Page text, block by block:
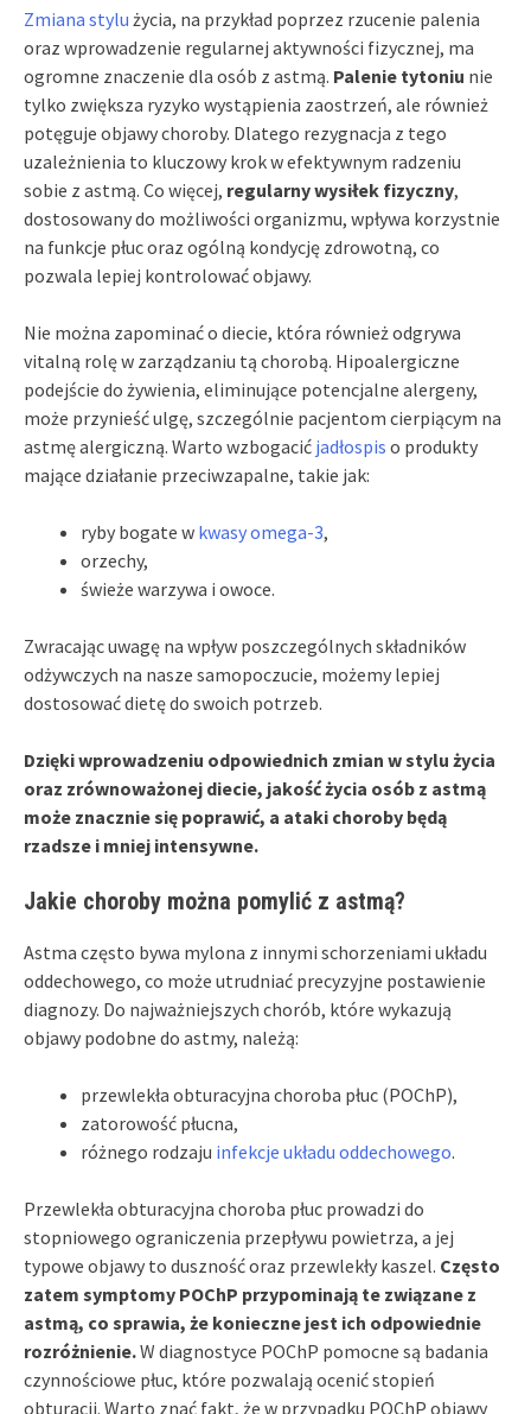
Zmiana stylu życia, na przykład poprzez rzucenie palenia
oraz wprowadzenie regularnej aktywności fizycznej, ma
ogromne znaczenie dla osób z astmą. Palenie tytoniu nie
tylko zwiększa ryzyko wystąpienia zaostrzeń, ale również
potęguje objawy choroby. Dlatego rezygnacja z tego
uzależnienia to kluczowy krok w efektywnym radzeniu
sobie z astmą. Co więcej, regularny wysiłek fizyczny,
dostosowany do możliwości organizmu, wpływa korzystnie
na funkcje płuc oraz ogólną kondycję zdrowotną, co
pozwala lepiej kontrolować objawy.
Nie można zapominać o diecie, która również odgrywa
vitalną rolę w zarządzaniu tą chorobą. Hipoalergiczne
podejście do żywienia, eliminujące potencjalne alergeny,
może przynieść ulgę, szczególnie pacjentom cierpiącym na
astmę alergiczną. Warto wzbogacić jadłospis o produkty
mające działanie przeciwzapalne, takie jak:
ryby bogate w kwasy omega-3,
orzechy,
świeże warzywa i owoce.
Zwracając uwagę na wpływ poszczególnych składników
odżywczych na nasze samopoczucie, możemy lepiej
dostosować dietę do swoich potrzeb.
Dzięki wprowadzeniu odpowiednich zmian w stylu życia
oraz zrównoważonej diecie, jakość życia osób z astmą
może znacznie się poprawić, a ataki choroby będą
rzadsze i mniej intensywne.
Jakie choroby można pomylić z astmą?
Astma często bywa mylona z innymi schorzeniami układu
oddechowego, co może utrudniać precyzyjne postawienie
diagnozy. Do najważniejszych chorób, które wykazują
objawy podobne do astmy, należą:
przewlekła obturacyjna choroba płuc (POChP),
zatorowość płucna,
różnego rodzaju infekcje układu oddechowego.
Przewlekła obturacyjna choroba płuc prowadzi do
stopniowego ograniczenia przepływu powietrza, a jej
typowe objawy to duszność oraz przewlekły kaszel. Często
zatem symptomy POChP przypominają te związane z
astmą, co sprawia, że konieczne jest ich odpowiednie
rozróżnienie.W diagnostyce POChP pomocne są badania
czynnościowe płuc, które pozwalają ocenić stopień
obturacji. Warto znać fakt, że w przypadku POChP objawy